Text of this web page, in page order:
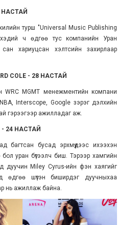
НАСТАЙ
турш "Universal Music Publishing
ч өдгөө тус компанийн Уран
хариуцсан хэлтсийн захирлаар
COLE - 28 НАСТАЙ
WRC MGMT менежментийн компани
Interscope, Google зэрэг дэлхийн
гэрээгээр ажилладаг аж.
- 24 НАСТАЙ
багтсан бусад эрхмүүдээс ихээхэн
уран бүтээлч биш. Тэрээр хамгийн
дуучин Miley Cyrus-ийн фэн хаягийг
өдгөө шүтэн биширдэг дуучныхаа
нь ажиллаж байна.